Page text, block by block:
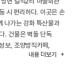
시 편리하다. 이곳은 손
나가는 강화 특산물과
. 건물은 벽돌 단독
, 조양방직카페,
내용 더보기